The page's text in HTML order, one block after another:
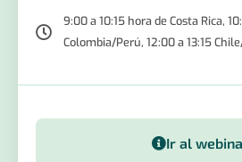
9:00 a 10:15 hora de Costa Rica,
Colombia/Perú, 12:00 a 13:15
Ir al